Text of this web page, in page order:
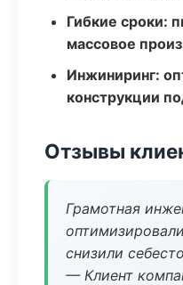
Гибкие сроки:
массовое
Инжиниринг:
конструкции
Отзывы
Грамотная
снизили
— Клиент